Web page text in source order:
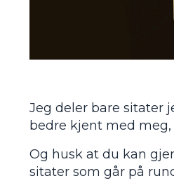
Jeg deler bare sitater
bedre kjent med
Og husk at du kan
sitater som går på